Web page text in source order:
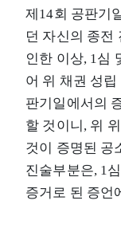
제14회 공판기
던 자신의 종전
인한 이상, 1심
어 위 채권 성
판기일에서의
할 것이니, 위
것이 증명된 공
진술부분은, 1
증거로 된 증언